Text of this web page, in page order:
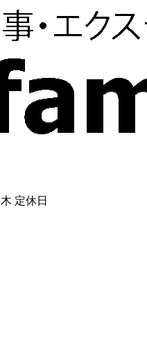
定休日